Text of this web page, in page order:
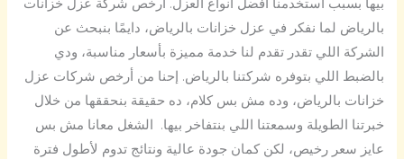
بيها بسبب استخدمنا افضل انواع العزل. ارخص شركة عزل خزانات
بالرياض لما نفكر في عزل خزانات بالرياض، دايمًا بنبحث عن
الشركة اللي تقدر تقدم لنا خدمة مميزة بأسعار مناسبة، ودي
بالضبط اللي بتوفره شركتنا بالرياض. إحنا من أرخص شركات عزل
خزانات بالرياض، وده مش بس كلام، ده حقيقة بنحققها من خلال
خبرتنا الطويلة وسمعتنا اللي بنتفاخر بيها. الشغل معانا مش بس
عايز سعر رخيص، لكن كمان جودة عالية ونتائج تدوم لأطول فترة